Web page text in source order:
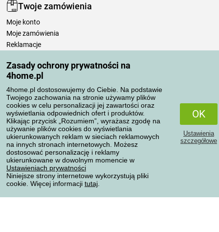
Zasady ochrony prywatności na
4home.pl
4home.pl dostosowujemy do Ciebie. Na podstawie
Twojego zachowania na stronie używamy plików
cookies w celu personalizacji jej zawartości oraz
wyświetlania odpowiednich ofert i produktów.
Klikając przycisk „Rozumiem”, wyrażasz zgodę na
używanie plików cookies do wyświetlania
ukierunkowanych reklam w sieciach reklamowych
na innych stronach internetowych. Możesz
dostosować personalizację i reklamy
ukierunkowane w dowolnym momencie w
Ustawieniach prywatności
Niniejsze strony internetowe wykorzystują pliki
cookie. Więcej informacji tutaj
OK
Ustawienia
szczegółowe
Twoje zamówienia
Moje konto
Moje zamówienia
Reklamacje
Zasady przetwarzania recenzji
Sposoby transportu
Metody płatności
Niezawodny sklep